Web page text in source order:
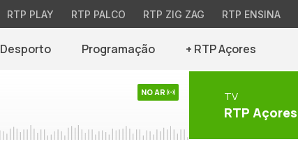
RTP PLAY RTP PALCO RTP ZIG ZAG RTP ENSINA
Desporto Programação + RTP Açores
NO AR TV
RTP Açores